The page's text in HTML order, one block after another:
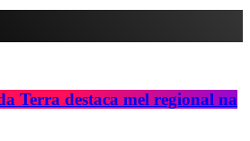
Terra destaca mel regional na